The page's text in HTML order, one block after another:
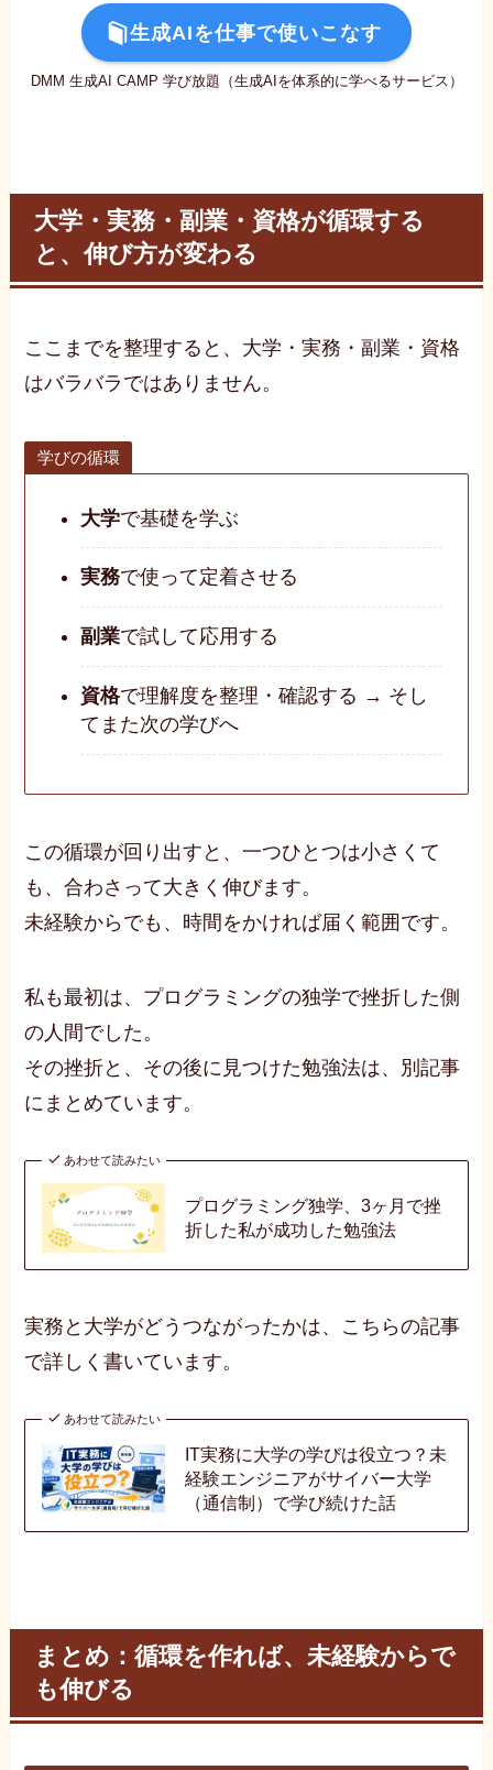
生成AIを仕事で使いこなす
DMM 生成AI CAMP 学び放題（生成AIを体系的に学べるサービス）
大学・実務・副業・資格が循環する
と、伸び方が変わる
ここまでを整理すると、大学・実務・副業・資格
はバラバラではありません。
学びの循環
大学で基礎を学ぶ
実務で使って定着させる
副業で試して応用する
資格で理解度を整理・確認する → そし
てまた次の学びへ
この循環が回り出すと、一つひとつは小さくて
も、合わさって大きく伸びます。
未経験からでも、時間をかければ届く範囲です。
私も最初は、プログラミングの独学で挫折した側
の人間でした。
その挫折と、その後に見つけた勉強法は、別記事
にまとめています。
あわせて読みたい
プログラミング独学、3ヶ月で挫
折した私が成功した勉強法
実務と大学がどうつながったかは、こちらの記事
で詳しく書いています。
あわせて読みたい
IT実務に大学の学びは役立つ？未
経験エンジニアがサイバー大学
（通信制）で学び続けた話
まとめ：循環を作れば、未経験からで
も伸びる